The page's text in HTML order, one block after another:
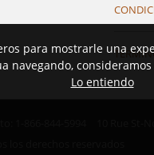
para mostrarle una
navegando,
Lo entiendo